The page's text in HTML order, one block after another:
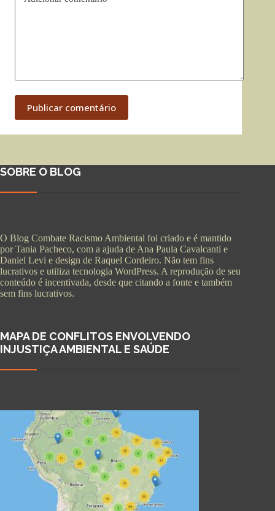
Publicar comentário
SOBRE O BLOG
O Blog Combate Racismo Ambiental foi criado e é mantido
por Tania Pacheco, com a ajuda de Ana Paula Cavalcanti e
Daniel Levi e design de Raquel Cordeiro. Não tem fins
lucrativos e utiliza tecnologia WordPress. A reprodução de seu
conteúdo é incentivada, desde que citando a fonte e também
sem fins lucrativos.
MAPA DE CONFLITOS ENVOLVENDO
INJUSTIÇA AMBIENTAL E SAÚDE